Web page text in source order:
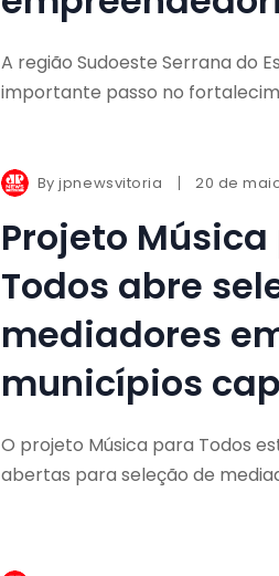
A região Sudoeste Serrana do
importante passo no
Byjpnewsvitoria 20 de
Projeto
Todos abre
mediadores
municípios
O projeto Música para Todos
abertas para seleção de